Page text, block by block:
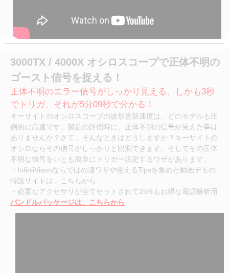
3000TX / 4000X オシロスコープで正体不明の
ゴースト信号を捉える！
正体不明のエラー信号がしっかり見える、しかも3秒
でトリガ、それが5分09秒で分かる！
キーサイトのオシロスコープの波形更新速度は、どのモデルも圧
倒的に高速です。製品の評価時に、正体不明の信号が見えた事は
ありませんか？さて、そんなときはどうしますか？キーサイトの
オシロならその信号がしっかりと観測できます。そしてその正体
不明な信号をいとも簡単にトリガー設定するワザがあります。
・InfiniiVisonならではの凄ワザや使えるTipsを集めた動画デモの
特設サイトは、こちらから
・必要なアクセサリが全てセットされて25%もお得な電源解析用
バンドルパッケージは、こちらから